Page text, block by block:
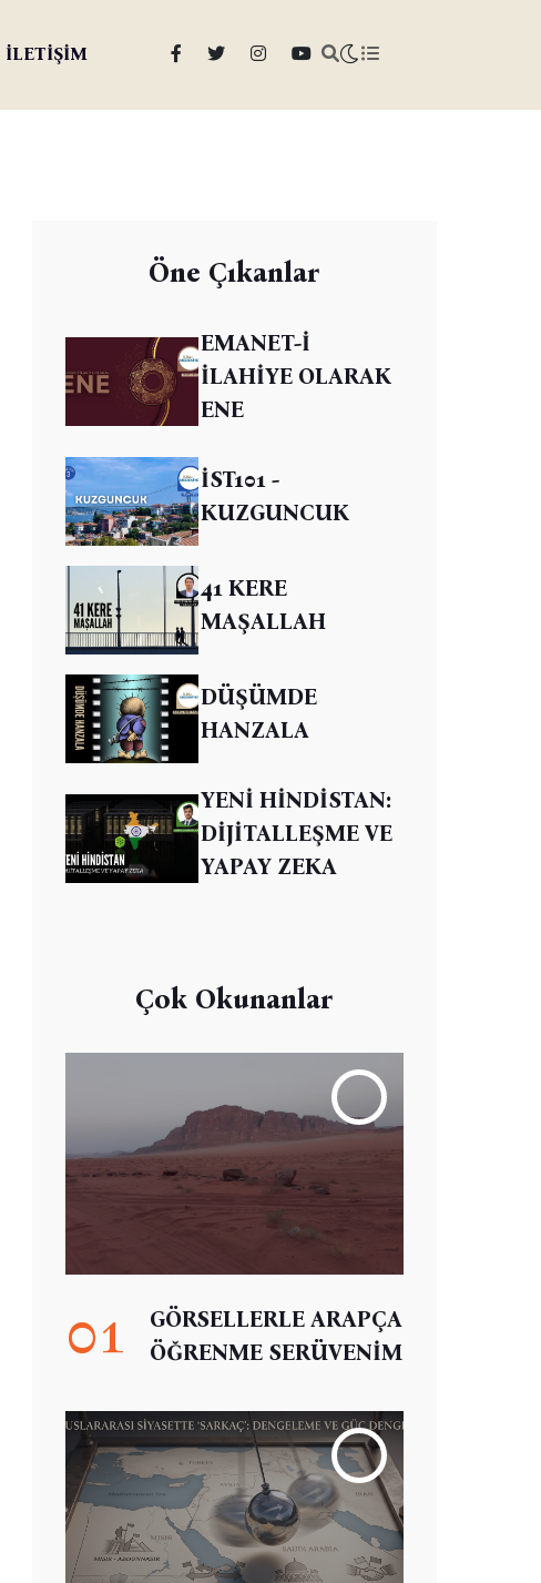
İLETİŞİM
Öne Çıkanlar
EMANET-İ
İLAHİYE OLARAK
ENE
İST101 -
KUZGUNCUK
41 KERE
MAŞALLAH
DÜŞÜMDE
HANZALA
YENİ HİNDİSTAN:
DİJİTALLEŞME VE
YAPAY ZEKA
Çok Okunanlar
01
GÖRSELLERLE ARAPÇA
ÖĞRENME SERÜVENİM